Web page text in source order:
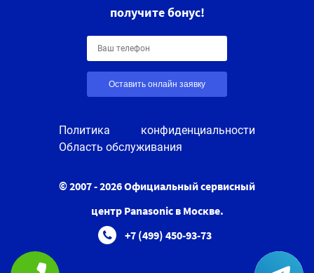
получите бонус!
Оставить онлайн заявку
Политика конфиденциальности
Область обслуживания
© 2007 - 2026 Официальный сервисный
центр Panasonic в Москве.
+7 (499) 450-93-73